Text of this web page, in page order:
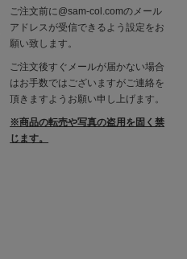
ご注文前に@sam-col.comのメール
アドレスが受信できるよう設定をお
願い致します。
ご注文後すぐメールが届かない場合
はお手数ではございますがご連絡を
頂きますようお願い申し上げます。
※商品の転売や写真の盗用を固く禁
じます。